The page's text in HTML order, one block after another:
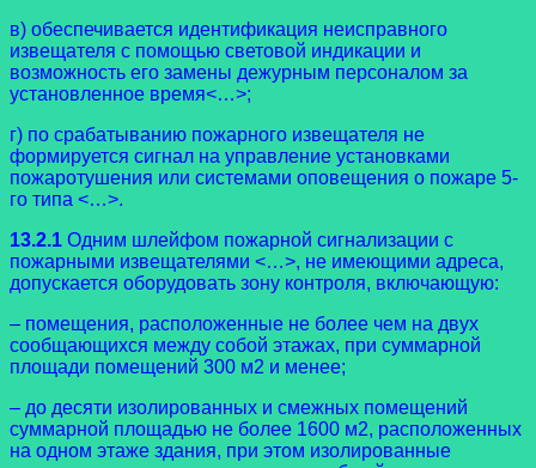
в) обеспечивается идентификация неисправного
извещателя с помощью световой индикации и
возможность его замены дежурным персоналом за
установленное время<…>;
г) по срабатыванию пожарного извещателя не
формируется сигнал на управление установками
пожаротушения или системами оповещения о пожаре 5-
го типа <…>.
13.2.1 Одним шлейфом пожарной сигнализации с
пожарными извещателями <…>, не имеющими адреса,
допускается оборудовать зону контроля, включающую:
– помещения, расположенные не более чем на двух
сообщающихся между собой этажах, при суммарной
площади помещений 300 м2 и менее;
– до десяти изолированных и смежных помещений
суммарной площадью не более 1600 м2, расположенных
на одном этаже здания, при этом изолированные